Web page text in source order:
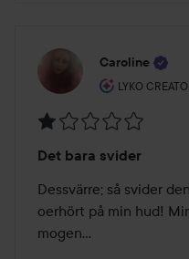
Caroline
LYKO
Användarens
1
av
5
Det bara svider
Dessvärre; så svider
oerhört på min hud!
mogen...